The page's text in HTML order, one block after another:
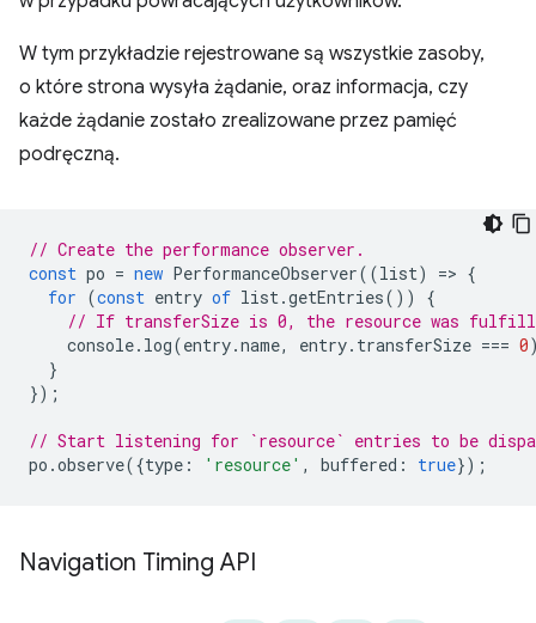
W tym przykładzie rejestrowane są wszystkie zasoby,
o które strona wysyła żądanie, oraz informacja, czy
każde żądanie zostało zrealizowane przez pamięć
podręczną.
// Create the performance observer.
const po = new PerformanceObserver((list) => {
for (const entry of list.getEntries())
{
// If transferSize is 0, the resource was
console. log(entry.name, entry. transferSize === 0
}
});
// Start listening for `resource` entries to be
po .observe({type : 'resource' , buffered : true});
Navigation Timing API